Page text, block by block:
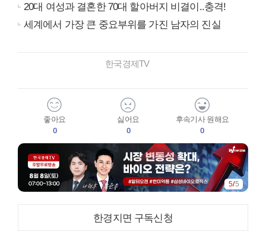
20대 여성과 결혼한 70대 할아버지 비결이..충격!
세계에서 가장 큰 중요부위를 가진 남자의 진실
한국경제TV
좋아요
0
싫어요
0
후속기사 원해요
0
5/5
한경지면 구독신청